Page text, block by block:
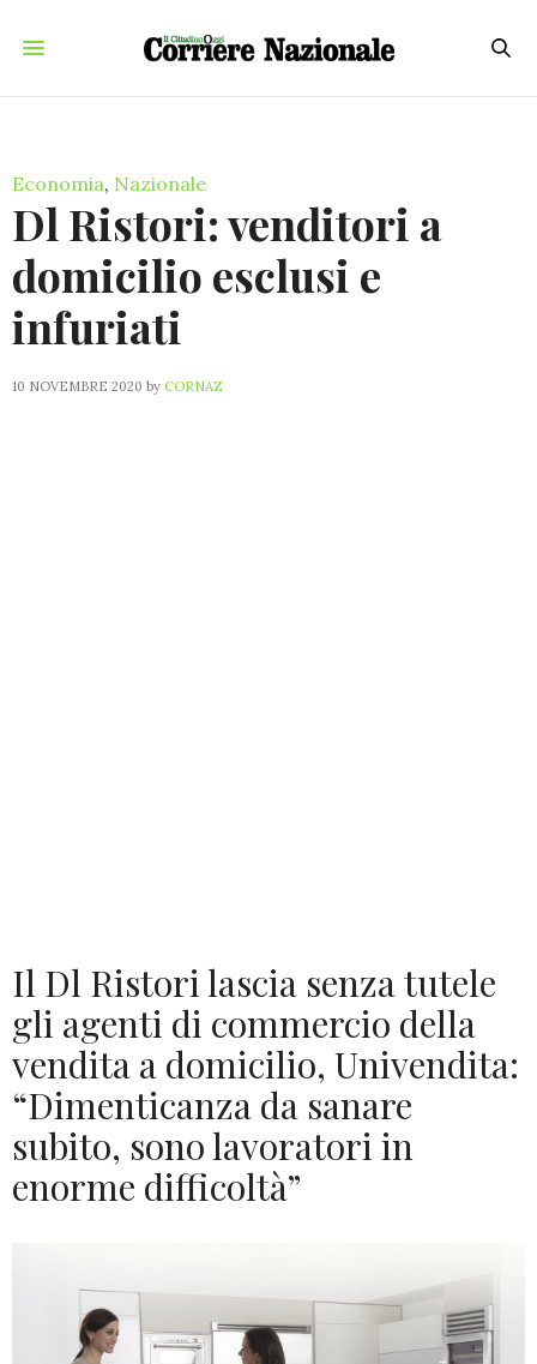
Economia, Nazionale
Dl Ristori: venditori a
domicilio esclusi e
infuriati
10 NOVEMBRE 2020 by CORNAZ
Il Dl Ristori lascia senza tutele
gli agenti di commercio della
vendita a domicilio, Univendita:
“Dimenticanza da sanare
subito, sono lavoratori in
enorme difficoltà”